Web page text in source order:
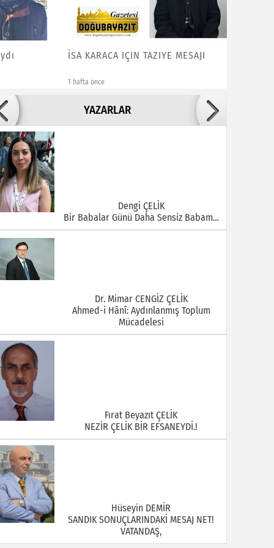
İSA KARACA IÇIN TAZIYE MESAJI
1 hafta önce
YAZARLAR
Bu Şehrin Ortasında Çürüyen Bir Yapı Var
Dengi ÇELİK
Bir Babalar Günü Daha Sensiz Babam…
Dr. Mimar CENGİZ ÇELİK
Ahmed-i Hânî: Aydınlanmış Toplum
Mücadelesi
Fırat Beyazıt ÇELİK
NEZİR ÇELİK BİR EFSANEYDİ.!
Hüseyin DEMİR
SANDIK SONUÇLARINDAKİ MESAJ NET!
VATANDAŞ,